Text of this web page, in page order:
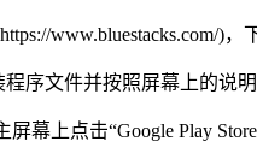
www.bluestacks.com/)
序文件并按照屏幕上的说
幕上点击“Google Play